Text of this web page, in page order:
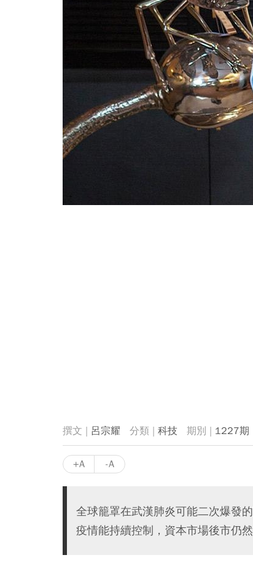
呂宗耀 科技 1227期
+A -A
全球籠罩在武漢肺炎可能二次爆發
疫情能持續控制，資本市場後市仍然